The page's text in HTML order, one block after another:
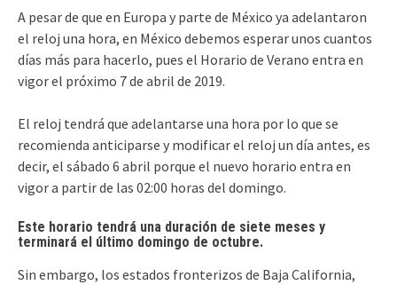
A pesar de que en Europa y parte de México ya adelantaron
el reloj una hora, en México debemos esperar unos cuantos
días más para hacerlo, pues el Horario de Verano entra en
vigor el próximo 7 de abril de 2019.
El reloj tendrá que adelantarse una hora por lo que se
recomienda anticiparse y modificar el reloj un día antes, es
decir, el sábado 6 abril porque el nuevo horario entra en
vigor a partir de las 02:00 horas del domingo.
Este horario tendrá una duración de siete meses y
terminará el último domingo de octubre.
Sin embargo, los estados fronterizos de Baja California,